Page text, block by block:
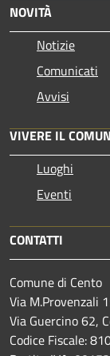
NOVITÀ
Notizie
Comunicati
Avvisi
VIVERE IL
Luoghi
Eventi
CONTATTI
Comune di Cento
Via M.Provenzali
Via Guercino 62,
Codice Fiscale: